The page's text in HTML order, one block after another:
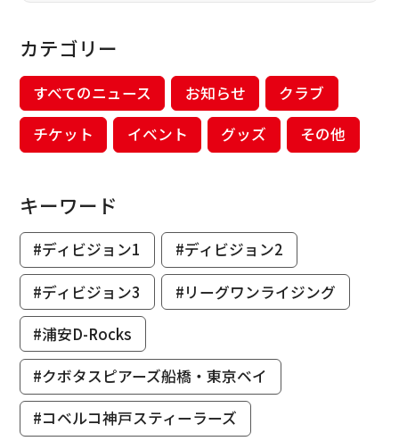
カテゴリー
すべてのニュース お知らせ
クラブ
チケット
イベント グッズ その他
キーワード
#ディビジョン1
#ディビジョン2
#ディビジョン3
#リーグワンライジング
#浦安D-Rocks
#クボタスピアーズ船橋・東京ベイ
#コベルコ神戸スティーラーズ